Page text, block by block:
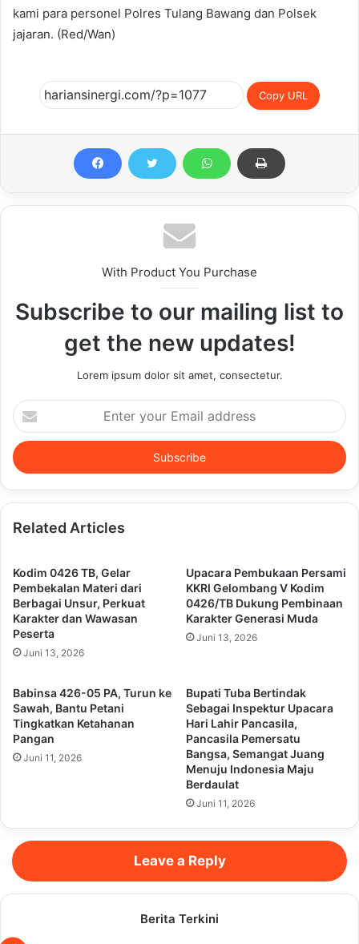
kami para personel Polres Tulang Bawang dan Polsek
jajaran. (Red/Wan)
Copy URL
With Product You Purchase
Subscribe to our mailing list to
get the new updates!
Lorem ipsum dolor sit amet, consectetur.
Enter
your
Email
address
Related Articles
Kodim 0426 TB, Gelar
Pembekalan Materi dari
Berbagai Unsur, Perkuat
Karakter dan Wawasan
Peserta
Juni 13, 2026
Upacara Pembukaan Persami
KKRI Gelombang V Kodim
0426/TB Dukung Pembinaan
Karakter Generasi Muda
Juni 13, 2026
Babinsa 426-05 PA, Turun ke
Sawah, Bantu Petani
Tingkatkan Ketahanan
Pangan
Juni 11, 2026
Bupati Tuba Bertindak
Sebagai Inspektur Upacara
Hari Lahir Pancasila,
Pancasila Pemersatu
Bangsa, Semangat Juang
Menuju Indonesia Maju
Berdaulat
Juni 11, 2026
Leave a Reply
Berita Terkini